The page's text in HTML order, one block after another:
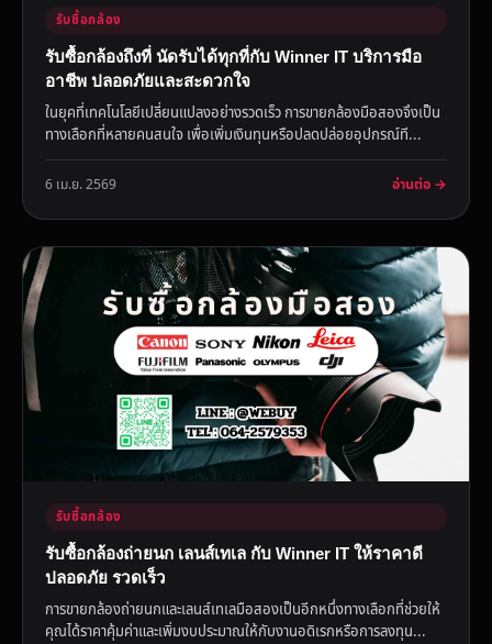
รับซื้อกล้อง
รับซื้อกล้องถึงที่ นัดรับได้ทุกที่กับ Winner IT บริการมือ
อาชีพ ปลอดภัยและสะดวกใจ
ในยุคที่เทคโนโลยีเปลี่ยนแปลงอย่างรวดเร็ว การขายกล้องมือสองจึงเป็น
ทางเลือกที่หลายคนสนใจ เพื่อเพิ่มเงินทุนหรือปลดปล่อยอุปกรณ์ที...
6 เม.ย. 2569 อ่านต่อ →
รับซื้อกล้อง
รับซื้อกล้องถ่ายนก เลนส์เทเล กับ Winner IT ให้ราคาดี
ปลอดภัย รวดเร็ว
การขายกล้องถ่ายนกและเลนส์เทเลมือสองเป็นอีกหนึ่งทางเลือกที่ช่วยให้
คุณได้ราคาคุ้มค่าและเพิ่มงบประมาณให้กับงานอดิเรกหรือการลงทุน...